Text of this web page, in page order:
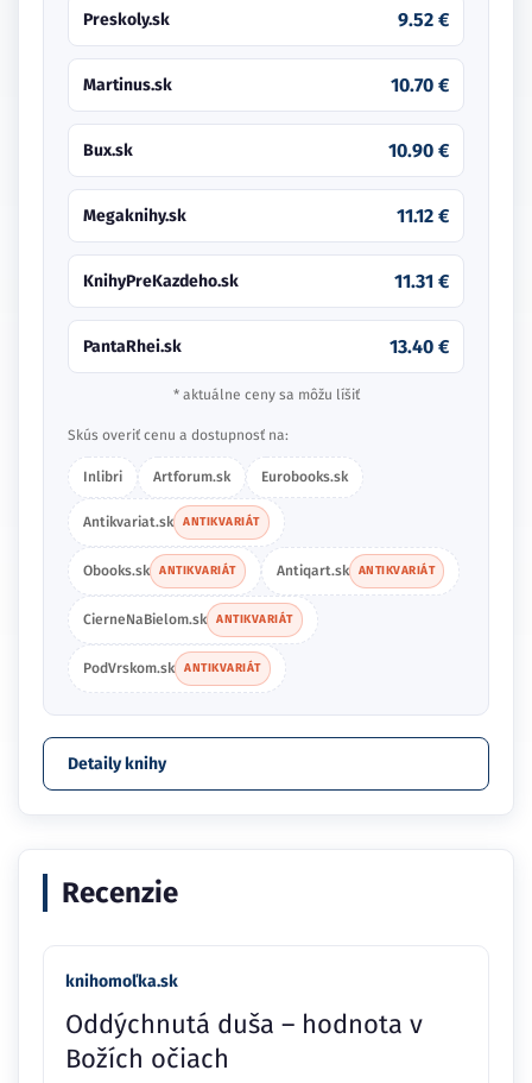
Preskoly.sk 9.52 €
Martinus.sk 10.70 €
Bux.sk 10.90 €
Megaknihy.sk 11.12 €
KnihyPreKazdeho.sk 11.31 €
PantaRhei.sk 13.40 €
* aktuálne ceny sa môžu líšiť
Skús overiť cenu a dostupnosť na:
Inlibri Artforum.sk Eurobooks.sk
Antikvariat.sk ANTIKVARIÁT
Obooks.sk ANTIKVARIÁT Antiqart.sk ANTIKVARIÁT
CierneNaBielom.sk ANTIKVARIÁT
PodVrskom.sk ANTIKVARIÁT
Detaily knihy
Recenzie
knihomoľka.sk
Oddýchnutá duša – hodnota v
Božích očiach